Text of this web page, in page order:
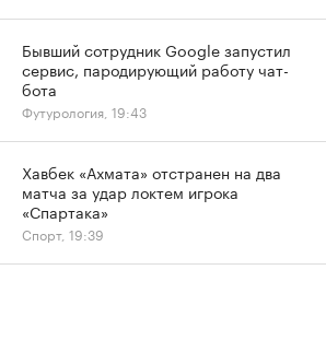
Бывший сотрудник Google запустил
сервис, пародирующий работу чат-
бота
Футурология, 19:43
Хавбек «Ахмата» отстранен на два
матча за удар локтем игрока
«Спартака»
Спорт, 19:39